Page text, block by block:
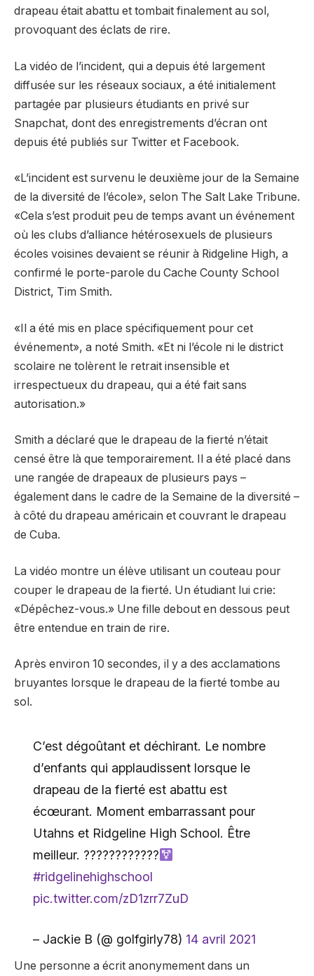
drapeau était abattu et tombait finalement au sol,
provoquant des éclats de rire.
La vidéo de l’incident, qui a depuis été largement
diffusée sur les réseaux sociaux, a été initialement
partagée par plusieurs étudiants en privé sur
Snapchat, dont des enregistrements d’écran ont
depuis été publiés sur Twitter et Facebook.
«L’incident est survenu le deuxième jour de la Semaine
de la diversité de l’école», selon The Salt Lake Tribune.
«Cela s’est produit peu de temps avant un événement
où les clubs d’alliance hétérosexuels de plusieurs
écoles voisines devaient se réunir à Ridgeline High, a
confirmé le porte-parole du Cache County School
District, Tim Smith.
«Il a été mis en place spécifiquement pour cet
événement», a noté Smith. «Et ni l’école ni le district
scolaire ne tolèrent le retrait insensible et
irrespectueux du drapeau, qui a été fait sans
autorisation.»
Smith a déclaré que le drapeau de la fierté n’était
censé être là que temporairement. Il a été placé dans
une rangée de drapeaux de plusieurs pays –
également dans le cadre de la Semaine de la diversité –
à côté du drapeau américain et couvrant le drapeau
de Cuba.
La vidéo montre un élève utilisant un couteau pour
couper le drapeau de la fierté. Un étudiant lui crie:
«Dépêchez-vous.» Une fille debout en dessous peut
être entendue en train de rire.
Après environ 10 secondes, il y a des acclamations
bruyantes lorsque le drapeau de la fierté tombe au
sol.
C’est dégoûtant et déchirant. Le nombre
d’enfants qui applaudissent lorsque le
drapeau de la fierté est abattu est
écœurant. Moment embarrassant pour
Utahns et Ridgeline High School. Être
meilleur. ????‍????????
#ridgelinehighschool
pic.twitter.com/zD1zrr7ZuD
– Jackie B (@ golfgirly78) 14 avril 2021
Une personne a écrit anonymement dans un